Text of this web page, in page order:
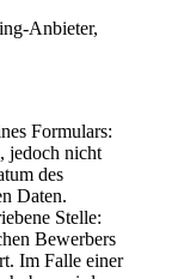
Anbieter,
Formulars:
jedoch nicht
des
Daten.
Stelle:
Bewerbers
Im Falle einer